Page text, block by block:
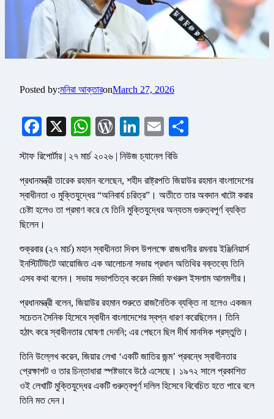
Posted by:মনিরা আক্তারonMarch 27, 2026
Facebook
X WhatsApp
WordPress
LinkedIn
Email
স্টাফ রিপোর্টার | ২৭ মার্চ ২০২৬ | নিউজ চ্যানেল বিডি
প্রধানমন্ত্রী তারেক রহমান বলেছেন, শহীদ রাষ্ট্রপতি জিয়াউর রহমান বাংলাদেশের
স্বাধীনতা ও মুক্তিযুদ্ধের “অনিবার্য চরিত্র”। অতীতে তার অবদান খাটো করার
চেষ্টা হলেও তা প্রমাণ করে যে তিনি মুক্তিযুদ্ধের অন্যতম গুরুত্বপূর্ণ ব্যক্তি
ছিলেন।
শুক্রবার (২৭ মার্চ) মহান স্বাধীনতা দিবস উপলক্ষে রাজধানীর রমনায় ইঞ্জিনিয়ার্স
ইনস্টিটিউটে আয়োজিত এক আলোচনা সভায় প্রধান অতিথির বক্তব্যে তিনি
এসব কথা বলেন। সভায় সভাপতিত্ব করেন মির্জা ফখরুল ইসলাম আলমগীর।
প্রধানমন্ত্রী বলেন, জিয়াউর রহমান শুরুতে রাজনৈতিক ব্যক্তি না হলেও একজন
সচেতন সৈনিক হিসেবে স্বাধীন বাংলাদেশের স্বপ্ন ধারণ করেছিলেন। তিনি
হঠাৎ করে স্বাধীনতার ঘোষণা দেননি; এর পেছনে ছিল দীর্ঘ মানসিক প্রস্তুতি।
তিনি উল্লেখ করেন, জিয়ার লেখা ‘একটি জাতির জন্ম’ প্রবন্ধে স্বাধীনতার
প্রেক্ষাপট ও তার চিন্তাধারা স্পষ্টভাবে উঠে এসেছে। ১৯৭২ সালে প্রকাশিত
ওই লেখাটি মুক্তিযুদ্ধের একটি গুরুত্বপূর্ণ দলিল হিসেবে বিবেচিত হতে পারে বলে
তিনি মত দেন।